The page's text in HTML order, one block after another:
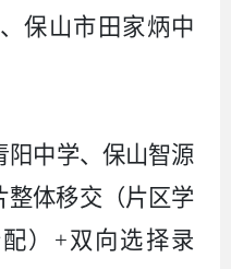
保山市田家炳中
阳中学、保山智源
整体移交（片区学
） +双向选择录